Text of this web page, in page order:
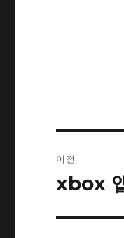
내
이전
이
글:
xbox